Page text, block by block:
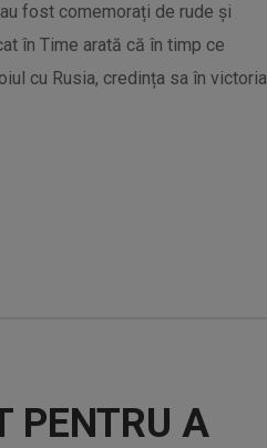
fost comemorați de rude și
în Time arată că în timp ce
cu Rusia, credința sa în victoria
PENTRU A